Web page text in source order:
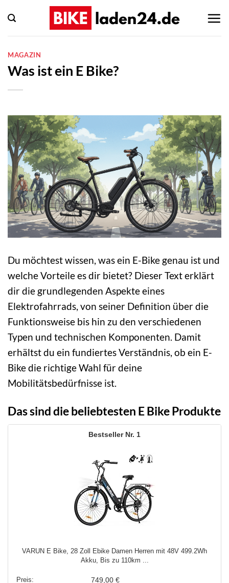
Inhalt
springen
MAGAZIN
Was ist ein E Bike?
Du möchtest wissen, was ein E-Bike genau ist und
welche Vorteile es dir bietet? Dieser Text erklärt
dir die grundlegenden Aspekte eines
Elektrofahrrads, von seiner Definition über die
Funktionsweise bis hin zu den verschiedenen
Typen und technischen Komponenten. Damit
erhältst du ein fundiertes Verständnis, ob ein E-
Bike die richtige Wahl für deine
Mobilitätsbedürfnisse ist.
Das sind die beliebtesten E Bike Produkte
1
VARUN E Bike, 28 Zoll Ebike Damen Herren mit 48V 499.2Wh
Akku, Bis zu 110km ...
749,00 €